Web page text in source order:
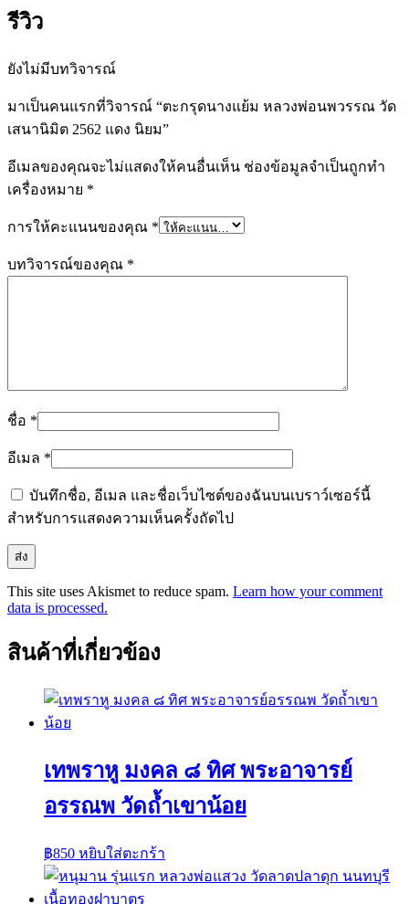
นิมิต
2562
นิยม
รีวิว
ยังไม่มีบทวิจารณ์
มาเป็นคนแรกที่วิจารณ์ “ตะกรุดนางแย้ม หลวงพ่อนพวรรณ วัด
เสนานิมิต 2562 แดง นิยม”
อีเมลของคุณจะไม่แสดงให้คนอื่นเห็น ช่องข้อมูลจำเป็นถูกทำ
เครื่องหมาย *
การให้คะแนนของคุณ *
บทวิจารณ์ของคุณ *
ชื่อ *
อีเมล *
บันทึกชื่อ, อีเมล และชื่อเว็บไซต์ของฉันบนเบราว์เซอร์นี้
สำหรับการแสดงความเห็นครั้งถัดไป
This site uses Akismet to reduce spam. Learn how your comment
data is processed.
สินค้าที่เกี่ยวข้อง
เทพราหู มงคล ๘ ทิศ พระอาจารย์
อรรณพ วัดถ้ำเขาน้อย
฿850 หยิบใส่ตะกร้า